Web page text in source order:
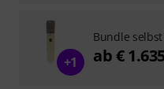
+1
Bundle
ab €